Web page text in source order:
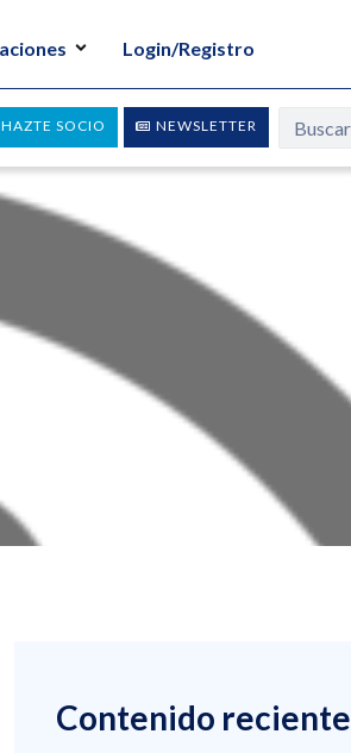
Login/Registro
NEWSLETTER
HAZTE SOCIO
Contenido reciente